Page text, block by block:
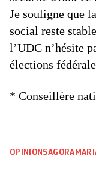
Je souligne que
social reste
l’UDC n’hésite
élections
* Conseillère
OPINIONSAGORA